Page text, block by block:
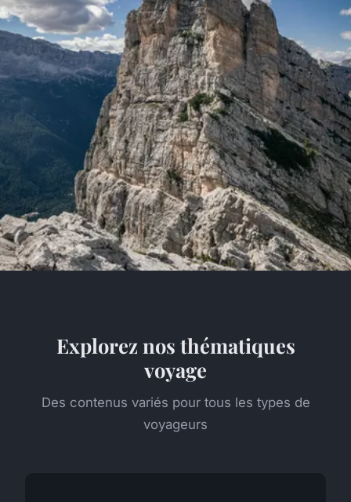
Explorez nos thématiques
voyage
Des contenus variés pour tous les types de
voyageurs